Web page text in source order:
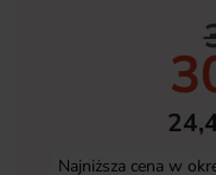
Najniższa cena w